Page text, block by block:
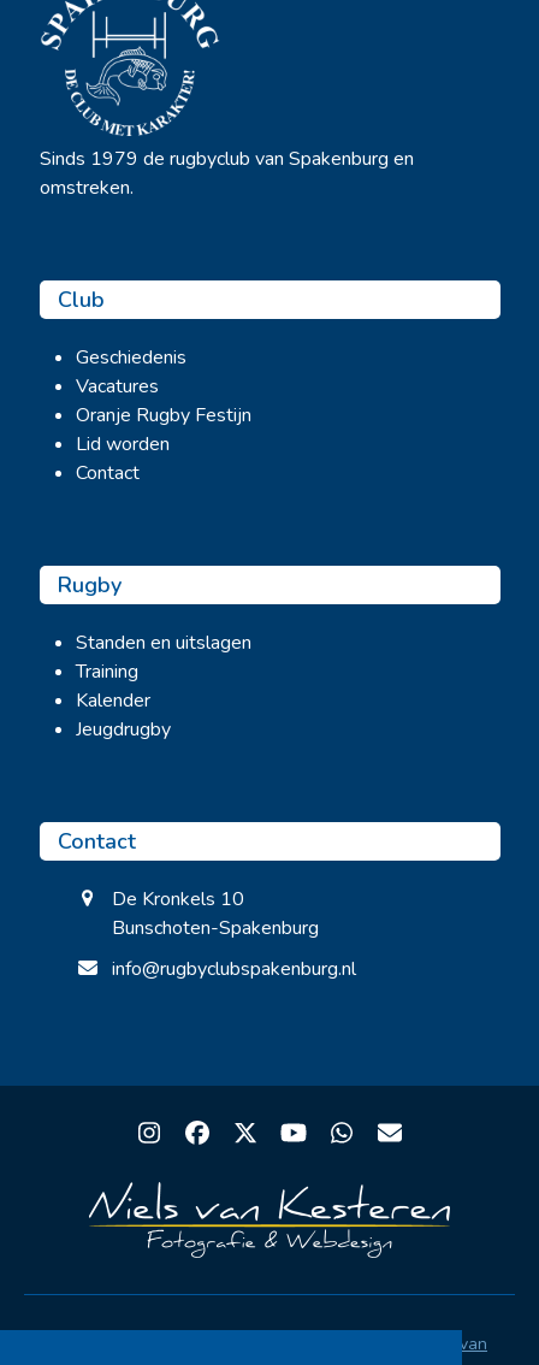
Sinds 1979 de rugbyclub van Spakenburg en
omstreken.
Club
Geschiedenis
Vacatures
Oranje Rugby Festijn
Lid worden
Contact
Rugby
Standen en uitslagen
Training
Kalender
Jeugdrugby
Contact
De Kronkels 10
Bunschoten-Spakenburg
info@rugbyclubspakenburg.nl
Instagram
Facebook
TwitterYouTubeWhatsapp
Email
Niels van